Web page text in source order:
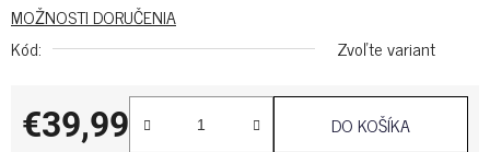
MOŽNOSTI DORUČENIA
Kód:
Zvoľte variant
€39,99 DO KOŠÍKA